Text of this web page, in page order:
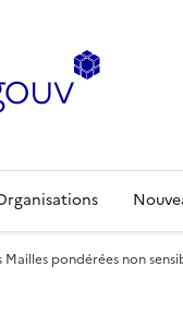
pondérées non